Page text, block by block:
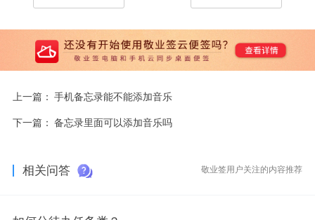
上一篇： 手机备忘录能不能添加音乐
下一篇： 备忘录里面可以添加音乐吗
相关问答 敬业签用户关注的内容推荐